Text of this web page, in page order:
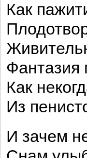
Как
Фантазия
Как
Из
И зачем